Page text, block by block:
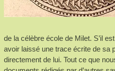
de la célèbre école de Milet. S’il
avoir laissé une trace écrite de sa
directement de lui. Tout ce que